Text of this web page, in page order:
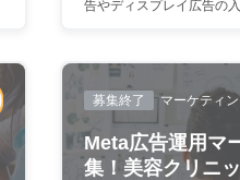
告やディスプレイ広告の
募集終了 マーケティ
Meta広告運用マ
集！美容クリニ